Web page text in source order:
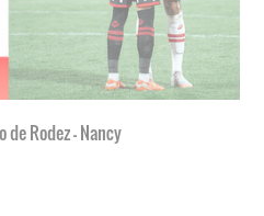
de Rodez - Nancy